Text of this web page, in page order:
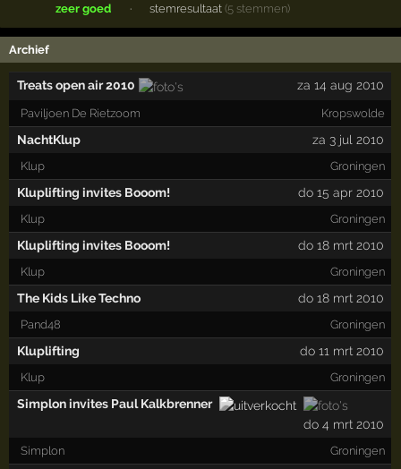
zeer goed
· stemresultaat (5 stemmen)
Archief
Treats open air 2010 za 14 aug 2010
Paviljoen De Rietzoom Kropswolde
NachtKlup za 3 jul 2010
Klup Groningen
Kluplifting invites Booom! do 15 apr 2010
Klup Groningen
Kluplifting invites Booom! do 18 mrt 2010
Klup Groningen
The Kids Like Techno do 18 mrt 2010
Pand48 Groningen
Kluplifting do 11 mrt 2010
Klup Groningen
Simplon invites Paul Kalkbrenner
do 4 mrt 2010
Simplon Groningen